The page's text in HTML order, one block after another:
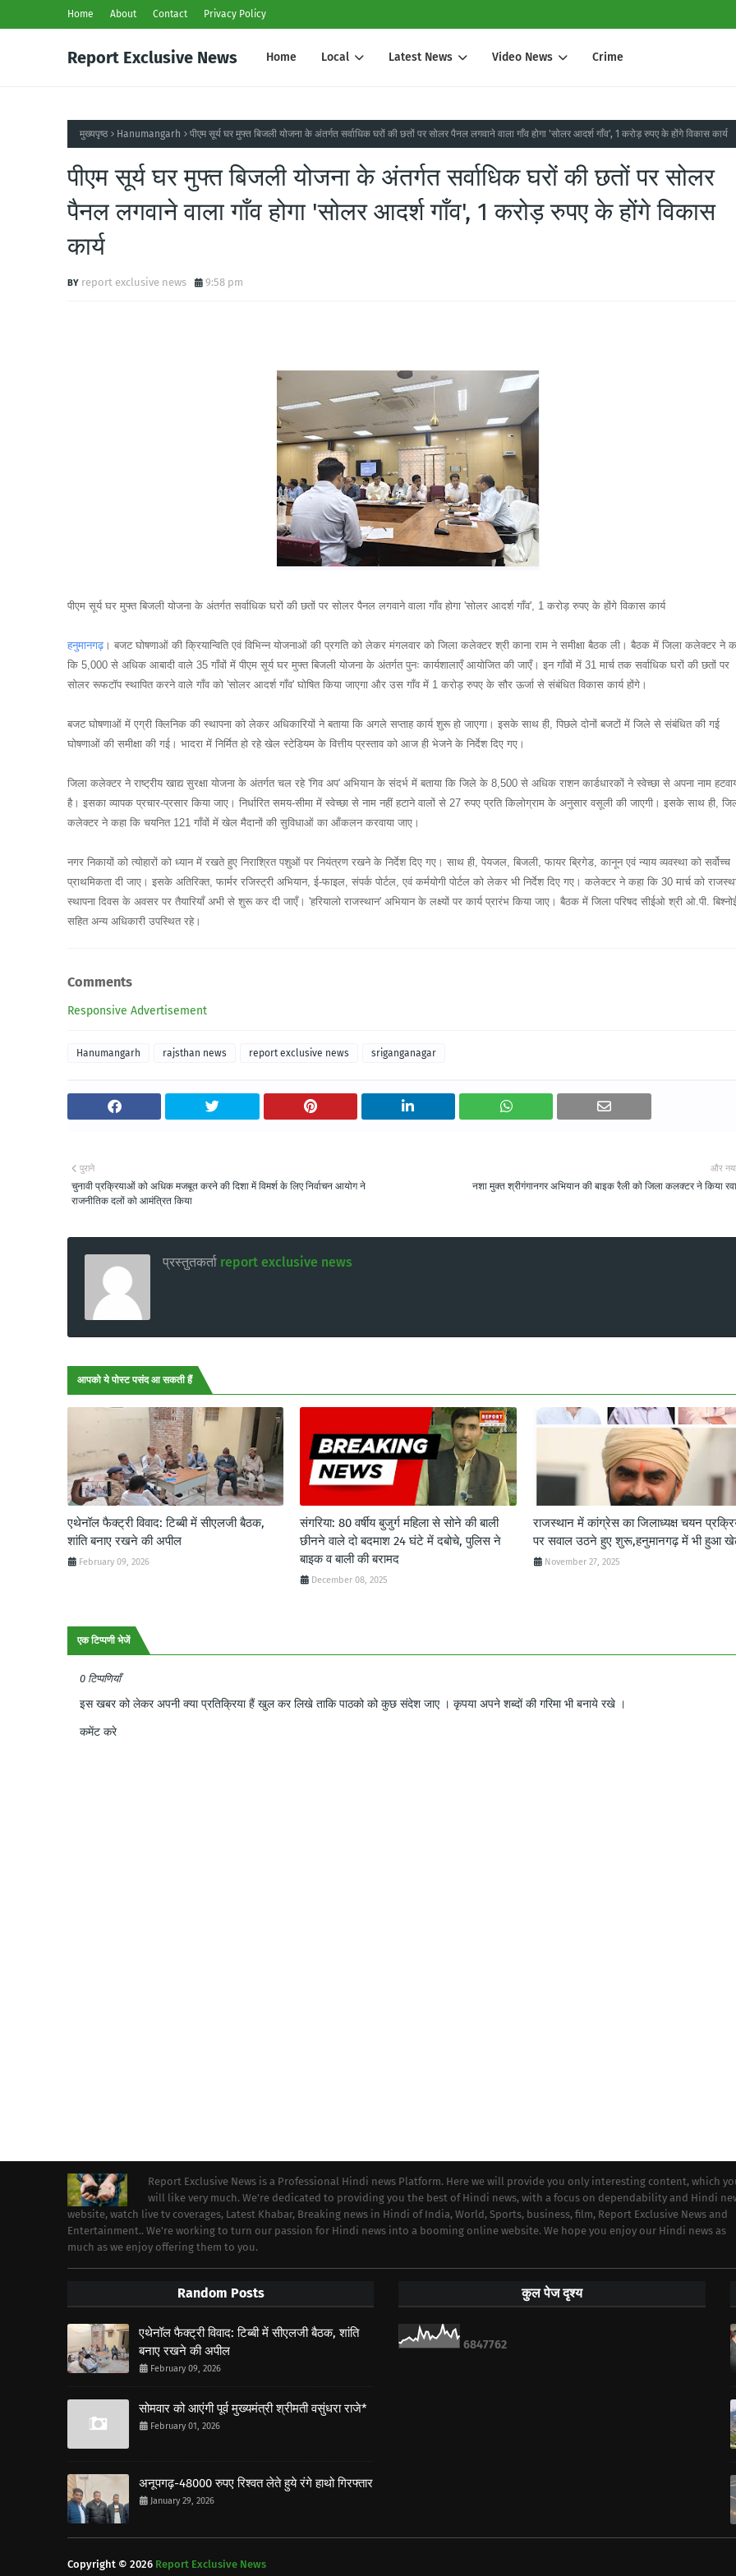
Home About Contact Privacy Policy
Report Exclusive News Home Local Latest News Video News Crime
मुख्यपृष्ठ Hanumangarh पीएम सूर्य घर मुफ्त बिजली योजना के अंतर्गत सर्वाधिक घरों की छतों पर सोलर पैनल लगवाने वाला गाँव होगा 'सोलर आदर्श गाँव', 1 करोड़ रुपए के होंगे विकास कार्य
पीएम सूर्य घर मुफ्त बिजली योजना के अंतर्गत सर्वाधिक घरों की छतों पर सोलर
पैनल लगवाने वाला गाँव होगा 'सोलर आदर्श गाँव', 1 करोड़ रुपए के होंगे विकास
कार्य
report exclusive news 9:58 pm
पीएम सूर्य घर मुफ्त बिजली योजना के अंतर्गत सर्वाधिक घरों की छतों पर सोलर पैनल लगवाने वाला गाँव होगा 'सोलर आदर्श गाँव', 1 करोड़ रुपए के होंगे विकास कार्य
हनुमानगढ़ । बजट घोषणाओं की क्रियान्विति एवं विभिन्न योजनाओं की प्रगति को लेकर मंगलवार को जिला कलेक्टर श्री काना राम ने समीक्षा बैठक ली। बैठक में जिला कलेक्टर ने
कि 5,000 से अधिक आबादी वाले 35 गाँवों में पीएम सूर्य घर मुफ्त बिजली योजना के अंतर्गत पुनः कार्यशालाएँ आयोजित की जाएँ। इन गाँवों में 31 मार्च तक सर्वाधिक घरों की छतों पर
सोलर रूफटॉप स्थापित करने वाले गाँव को 'सोलर आदर्श गाँव' घोषित किया जाएगा और उस गाँव में 1 करोड़ रुपए के सौर ऊर्जा से संबंधित विकास कार्य होंगे।
बजट घोषणाओं में एग्री क्लिनिक की स्थापना को लेकर अधिकारियों ने बताया कि अगले सप्ताह कार्य शुरू हो जाएगा। इसके साथ ही, पिछले दोनों बजटों में जिले से संबंधित की गई
घोषणाओं की समीक्षा की गई। भादरा में निर्मित हो रहे खेल स्टेडियम के वित्तीय प्रस्ताव को आज ही भेजने के निर्देश दिए गए।
जिला कलेक्टर ने राष्ट्रीय खाद्य सुरक्षा योजना के अंतर्गत चल रहे 'गिव अप' अभियान के संदर्भ में बताया कि जिले के 8,500 से अधिक राशन कार्डधारकों ने स्वेच्छा से अपना नाम
है। इसका व्यापक प्रचार-प्रसार किया जाए। निर्धारित समय-सीमा में स्वेच्छा से नाम नहीं हटाने वालों से 27 रुपए प्रति किलोग्राम के अनुसार वसूली की जाएगी। इसके साथ ही,
कलेक्टर ने कहा कि चयनित 121 गाँवों में खेल मैदानों की सुविधाओं का आँकलन करवाया जाए।
नगर निकायों को त्योहारों को ध्यान में रखते हुए निराश्रित पशुओं पर नियंत्रण रखने के निर्देश दिए गए। साथ ही, पेयजल, बिजली, फायर ब्रिगेड, कानून एवं न्याय व्यवस्था को सर्वोच्च
प्राथमिकता दी जाए। इसके अतिरिक्त, फार्मर रजिस्ट्री अभियान, ई-फाइल, संपर्क पोर्टल, एवं कर्मयोगी पोर्टल को लेकर भी निर्देश दिए गए। कलेक्टर ने कहा कि 30 मार्च को
स्थापना दिवस के अवसर पर तैयारियाँ अभी से शुरू कर दी जाएँ। 'हरियालो राजस्थान' अभियान के लक्ष्यों पर कार्य प्रारंभ किया जाए। बैठक में जिला परिषद सीईओ श्री ओ.पी.
सहित अन्य अधिकारी उपस्थित रहे।
Comments
Responsive Advertisement
Hanumangarh rajsthan news report exclusive news sriganganagar
और नया
नशा मुक्त श्रीगंगानगर अभियान की बाइक रैली को जिला कलक्टर ने किया
पुराने
चुनावी प्रक्रियाओं को अधिक मजबूत करने की दिशा में विमर्श के लिए निर्वाचन आयोग ने
राजनीतिक दलों को आमंत्रित किया
प्रस्तुतकर्ता report exclusive news
आपको ये पोस्ट पसंद आ सकती हैं
एथेनॉल फैक्ट्री विवाद: टिब्बी में सीएलजी बैठक,
शांति बनाए रखने की अपील
February 09, 2026
संगरिया: 80 वर्षीय बुजुर्ग महिला से सोने की बाली
छीनने वाले दो बदमाश 24 घंटे में दबोचे, पुलिस ने
बाइक व बाली की बरामद
December 08, 2025
राजस्थान में कांग्रेस का जिलाध्यक्ष चयन
पर सवाल उठने हुए शुरू,हनुमानगढ़ में भी हुआ
November 27, 2025
एक टिप्पणी भेजें
0 टिप्पणियाँ
इस खबर को लेकर अपनी क्या प्रतिक्रिया हैं खुल कर लिखे ताकि पाठको को कुछ संदेश जाए । कृपया अपने शब्दों की गरिमा भी बनाये रखे ।
कमेंट करे
Report Exclusive News is a Professional Hindi news Platform. Here we will provide you only interesting content, which
will like very much. We're dedicated to providing you the best of Hindi news, with a focus on dependability and Hindi
website, watch live tv coverages, Latest Khabar, Breaking news in Hindi of India, World, Sports, business, film, Report Exclusive News and
Entertainment.. We're working to turn our passion for Hindi news into a booming online website. We hope you enjoy our Hindi news as
much as we enjoy offering them to you.
Random Posts
एथेनॉल फैक्ट्री विवाद: टिब्बी में सीएलजी बैठक, शांति
बनाए रखने की अपील
February 09, 2026
सोमवार को आएंगी पूर्व मुख्यमंत्री श्रीमती वसुंधरा राजे*
February 01, 2026
अनूपगढ़-48000 रुपए रिश्वत लेते हुये रंगे हाथो गिरफ्तार
January 29, 2026
कुल पेज दृश्य
6847762
Copyright © 2026 Report Exclusive News